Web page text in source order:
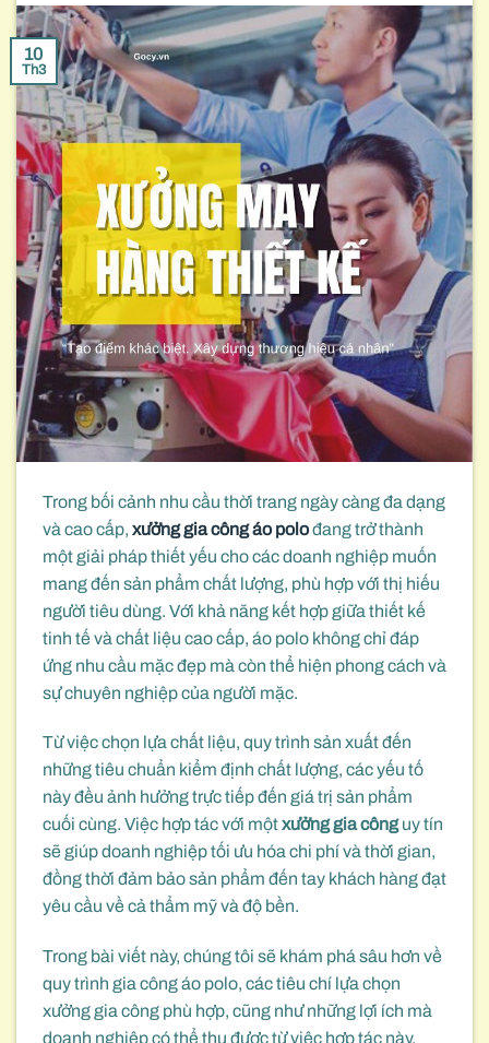
10
Th3
Trong bối cảnh nhu cầu thời trang ngày càng đa dạng
và cao cấp, xưởng gia công áo polođang trở thành
một giải pháp thiết yếu cho các doanh nghiệp muốn
mang đến sản phẩm chất lượng, phù hợp với thị hiếu
người tiêu dùng. Với khả năng kết hợp giữa thiết kế
tinh tế và chất liệu cao cấp, áo polo không chỉ đáp
ứng nhu cầu mặc đẹp mà còn thể hiện phong cách và
sự chuyên nghiệp của người mặc.
Từ việc chọn lựa chất liệu, quy trình sản xuất đến
những tiêu chuẩn kiểm định chất lượng, các yếu tố
này đều ảnh hưởng trực tiếp đến giá trị sản phẩm
cuối cùng. Việc hợp tác với mộtxưởng gia cônguy tín
sẽ giúp doanh nghiệp tối ưu hóa chi phí và thời gian,
đồng thời đảm bảo sản phẩm đến tay khách hàng đạt
yêu cầu về cả thẩm mỹ và độ bền.
Trong bài viết này, chúng tôi sẽ khám phá sâu hơn về
quy trình gia công áo polo, các tiêu chí lựa chọn
xưởng gia công phù hợp, cũng như những lợi ích mà
doanh nghiệp có thể thu được từ việc hợp tác này.